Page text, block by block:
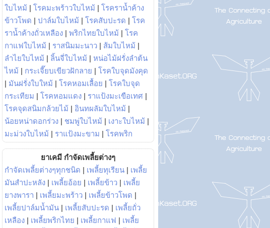
ใบไหม้ | โรคมะพร้าวใบไหม้ | โรคราน้ำค้าง
ข้าวโพด | ปาล์มใบไหม้ | โรคสับปะรด | โรค
ราน้ำค้างถั่วเหลือง | พริกไทยใบไหม้ | โรค
กาแฟใบไหม้ | ราสนิมมะนาว | ส้มใบไหม้ |
ลำไยใบไหม้ | ลิ้นจี่ใบไหม้ | หน่อไม้ฝรั่งลำต้น
ไหม้ | กระเจี๊ยบเขียวฝักลาย | โรคใบจุดมังคุด
| มันฝรั่งใบใหม้ | โรคหอมเลื้อย | โรคใบจุด
กระเทียม | โรคหอมแดง | ราแป้งมะเขือเทศ |
โรคจุดสนิมกล้วยไม้ | อินทผลัมใบไหม้ |
น้อยหน่าดอกร่วง | ชมพู่ใบไหม้ | เงาะใบไหม้ |
มะม่วงใบไหม้ | ราแป้งมะขาม | โรคพริก
ยาเคมี กำจัดเพลี้ยต่างๆ
กำจัดเพลี้ยต่างๆทุกชนิด | เพลี้ยทุเรียน | เพลี้ย
มันสำปะหลัง | เพลี้ยอ้อย | เพลี้ยข้าว | เพลี้ย
ยางพารา | เพลี้ยมะพร้าว | เพลี้ยข้าวโพด |
เพลี้ยปาล์มน้ำมัน | เพลี้ยสับปะรด | เพลี้ยถั่ว
เหลือง | เพลี้ยพริกไทย | เพลี้ยกาแฟ | เพลี้ย